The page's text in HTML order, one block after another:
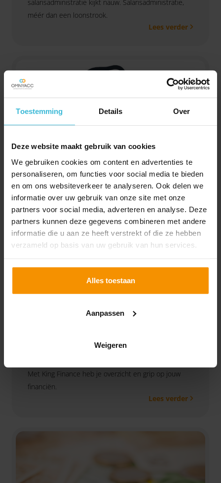
Toestemming Details Over
Deze website maakt gebruik van cookies
We gebruiken cookies om content en advertenties te
personaliseren, om functies voor social media te bieden
en om ons websiteverkeer te analyseren. Ook delen we
informatie over uw gebruik van onze site met onze
partners voor social media, adverteren en analyse. Deze
partners kunnen deze gegevens combineren met andere
informatie die u aan ze heeft verstrekt of die ze hebben
verzameld op basis van uw gebruik van hun services.
Alles toestaan
Aanpassen
Weigeren
salarisadministratie kijkt nauw. Salarisadministratie,
méér dan een loonstrook.
Lees verder
Ruben Weber
Senior assistent accountant
Met King Finance heb je overzicht en grip op jouw
financiën.
Lees verder